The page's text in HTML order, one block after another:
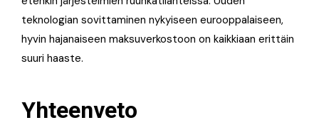
teknologian sovittaminen nykyiseen eurooppalaiseen,
hyvin hajanaiseen maksuverkostoon on kaikkiaan erittäin
suuri haaste.
Yhteenveto